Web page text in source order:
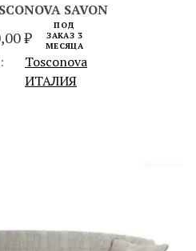
SAVON
₽
ПОД
ЗАКАЗ 3
МЕСЯЦА
Tosconova
ИТАЛИЯ